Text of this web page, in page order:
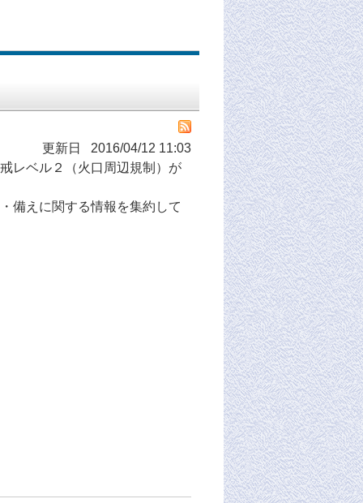
更新日 2016/04/12 11:03
レベル２（火口周辺規制）が
備えに関する情報を集約して